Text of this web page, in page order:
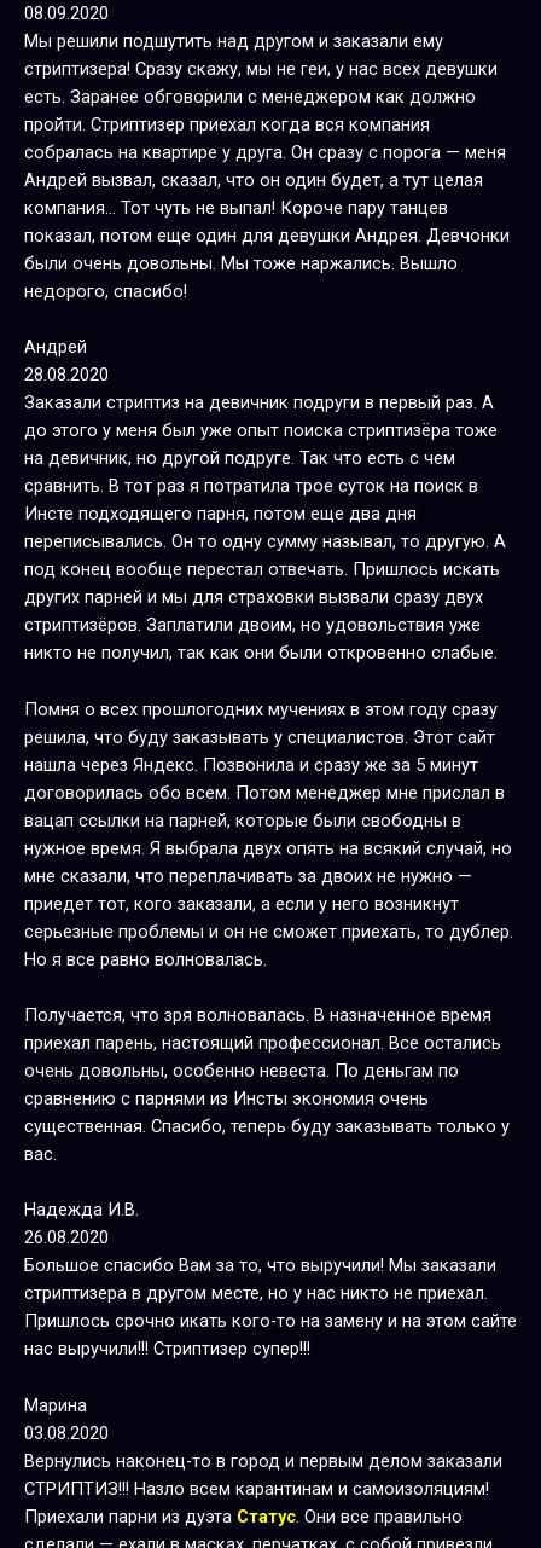
08.09.2020
Мы решили подшутить над другом и заказали ему
стриптизера! Сразу скажу, мы не геи, у нас всех девушки
есть. Заранее обговорили с менеджером как должно
пройти. Стриптизер приехал когда вся компания
собралась на квартире у друга. Он сразу с порога — меня
Андрей вызвал, сказал, что он один будет, а тут целая
компания… Тот чуть не выпал! Короче пару танцев
показал, потом еще один для девушки Андрея. Девчонки
были очень довольны. Мы тоже наржались. Вышло
недорого, спасибо!
Андрей
28.08.2020
Заказали стриптиз на девичник подруги в первый раз. А
до этого у меня был уже опыт поиска стриптизёра тоже
на девичник, но другой подруге. Так что есть с чем
сравнить. В тот раз я потратила трое суток на поиск в
Инсте подходящего парня, потом еще два дня
переписывались. Он то одну сумму называл, то другую. А
под конец вообще перестал отвечать. Пришлось искать
других парней и мы для страховки вызвали сразу двух
стриптизёров. Заплатили двоим, но удовольствия уже
никто не получил, так как они были откровенно слабые.
Помня о всех прошлогодних мучениях в этом году сразу
решила, что буду заказывать у специалистов. Этот сайт
нашла через Яндекс. Позвонила и сразу же за 5 минут
договорилась обо всем. Потом менеджер мне прислал в
вацап ссылки на парней, которые были свободны в
нужное время. Я выбрала двух опять на всякий случай, но
мне сказали, что переплачивать за двоих не нужно —
приедет тот, кого заказали, а если у него возникнут
серьезные проблемы и он не сможет приехать, то дублер.
Но я все равно волновалась.
Получается, что зря волновалась. В назначенное время
приехал парень, настоящий профессионал. Все остались
очень довольны, особенно невеста. По деньгам по
сравнению с парнями из Инсты экономия очень
существенная. Спасибо, теперь буду заказывать только у
вас.
Надежда И.В.
26.08.2020
Большое спасибо Вам за то, что выручили! Мы заказали
стриптизера в другом месте, но у нас никто не приехал.
Пришлось срочно икать кого-то на замену и на этом сайте
нас выручили!!! Стриптизер супер!!!
Марина
03.08.2020
Вернулись наконец-то в город и первым делом заказали
СТРИПТИЗ!!! Назло всем карантинам и самоизоляциям!
Приехали парни из дуэта Статус . Они все правильно